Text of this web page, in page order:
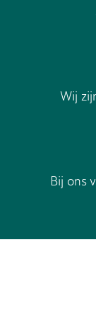
Wij
Bij ons